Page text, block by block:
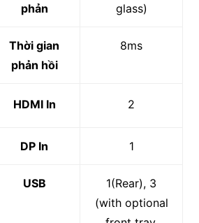
phản
glass)
Thời gian
phản hồi
8ms
HDMI In 2
DP In 1
USB
1(Rear), 3
(with optional